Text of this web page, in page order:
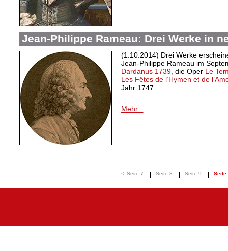
Jean-Philippe Rameau: Drei Werke in
(1.10.2014) Drei Werke
Jean-Philippe Rameau im
Dardanus 1739, die Oper Le
Les Fêtes de l’Hymen et de
Jahr 1747.
Mehr...
< Seite 7 Seite 8 Seite 9 Seite